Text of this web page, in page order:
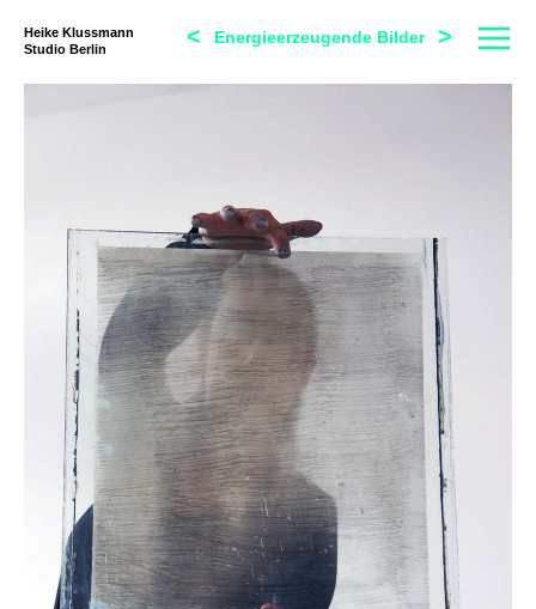
Heike Klussmann
Studio Berlin
< Energieerzeugende Bilder >